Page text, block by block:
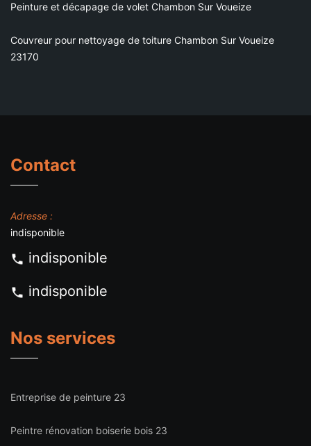
Peinture et décapage de volet Chambon Sur Voueize
Couvreur pour nettoyage de toiture Chambon Sur Voueize
23170
Contact
Adresse :
indisponible
indisponible
indisponible
Nos services
Entreprise de peinture 23
Peintre rénovation boiserie bois 23